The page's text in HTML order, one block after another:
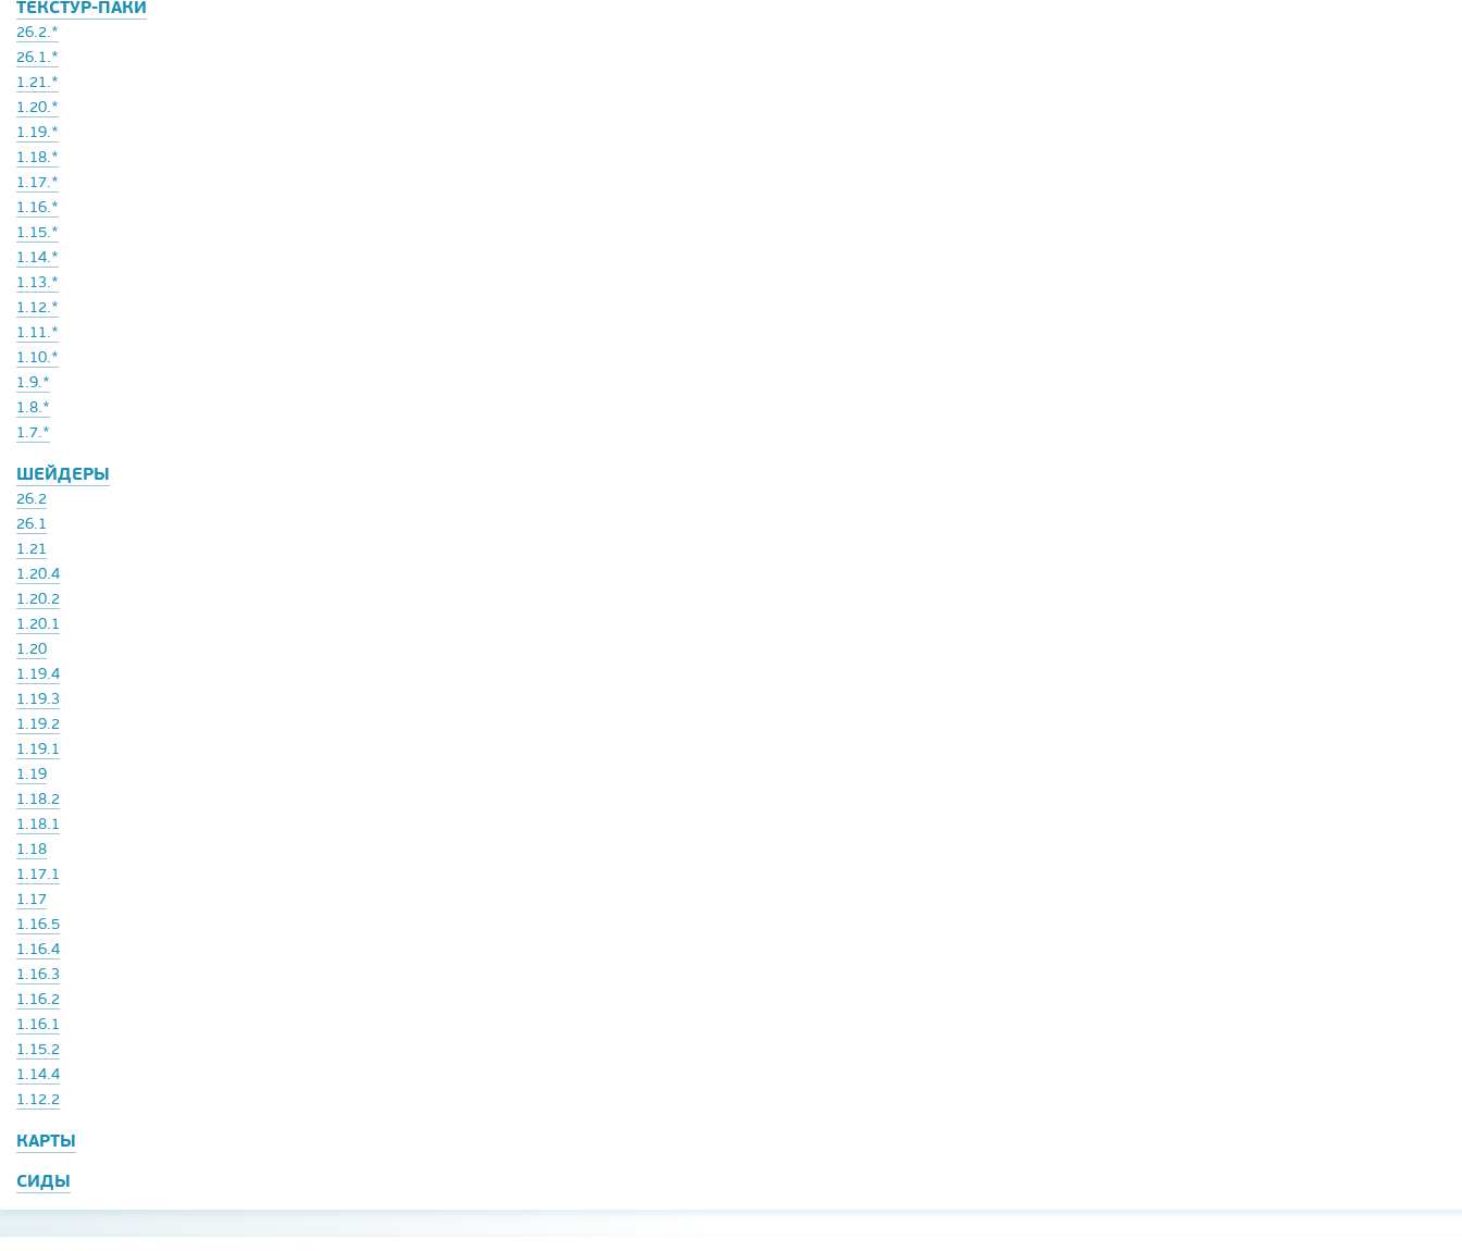
ТЕКСТУР-ПАКИ
26.2.*
26.1.*
1.21.*
1.20.*
1.19.*
1.18.*
1.17.*
1.16.*
1.15.*
1.14.*
1.13.*
1.12.*
1.11.*
1.10.*
1.9.*
1.8.*
1.7.*
ШЕЙДЕРЫ
26.2
26.1
1.21
1.20.4
1.20.2
1.20.1
1.20
1.19.4
1.19.3
1.19.2
1.19.1
1.19
1.18.2
1.18.1
1.18
1.17.1
1.17
1.16.5
1.16.4
1.16.3
1.16.2
1.16.1
1.15.2
1.14.4
1.12.2
КАРТЫ
СИДЫ